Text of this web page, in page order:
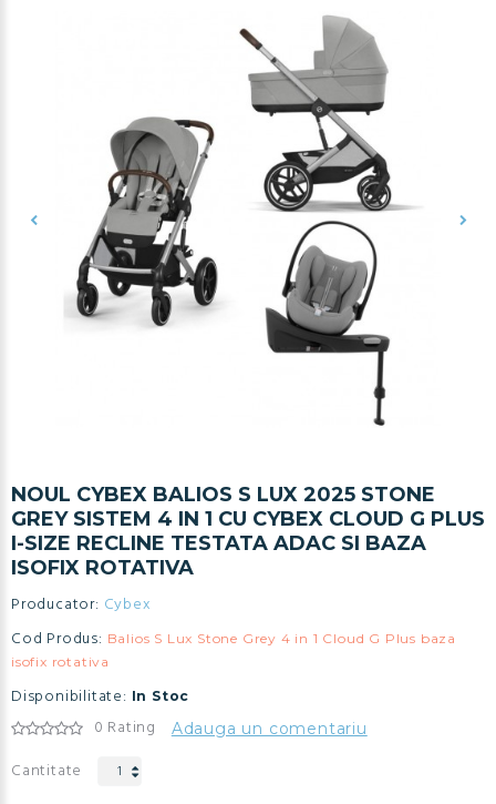
NOUL CYBEX BALIOS S LUX 2025 STONE
GREY SISTEM 4 IN 1 CU CYBEX CLOUD G PLUS
I-SIZE RECLINE TESTATA ADAC SI BAZA
ISOFIX ROTATIVA
Producator: Cybex
Cod Produs: Balios S Lux Stone Grey 4 in 1 Cloud G Plus baza
isofix rotativa
Disponibilitate: In Stoc
0 Rating Adauga un comentariu
Cantitate